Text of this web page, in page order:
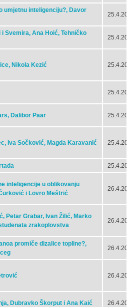
umjetnu inteligenciju?, Davor
Svemira, Ana Hoić, Tehničko
Nikola Kezić
Dalibor Paar
Iva Sočković, Magda Karavanić
inteligencije u oblikovanju
i Lovro Meštrić
Petar Grabar, Ivan Žilić, Marko
zrakoplovstva
promiče dizalice topline?,
Dubravko Škorput i Ana Kaić